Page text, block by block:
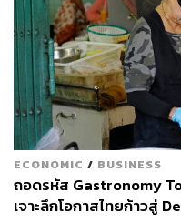
ECONOMIC / BUSINESS
ถอดรหัส Gastronomy
เจาะลึกโอกาสไทยก้าวสู่